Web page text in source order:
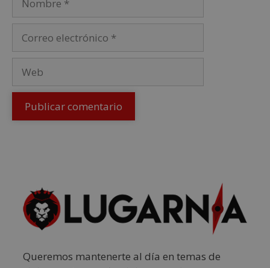
Queremos mantenerte al día en temas de